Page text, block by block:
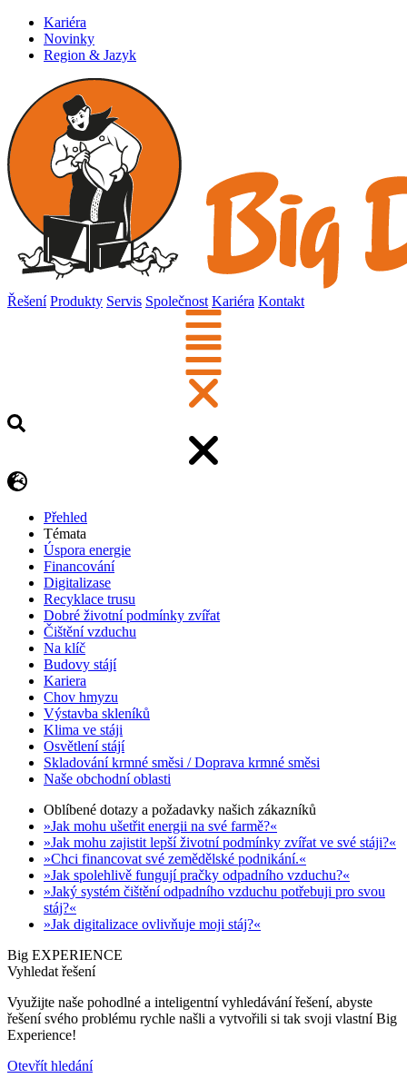
Kariéra
Novinky
Region & Jazyk
Řešení Produkty Servis Společnost Kariéra Kontakt
Přehled
Témata
Úspora energie
Financování
Digitalizase
Recyklace trusu
Dobré životní podmínky zvířat
Čištění vzduchu
Na klíč
Budovy stájí
Kariera
Chov hmyzu
Výstavba skleníků
Klima ve stáji
Osvětlení stájí
Skladování krmné směsi / Doprava krmné směsi
Naše obchodní oblasti
Oblíbené dotazy a požadavky našich zákazníků
»Jak mohu ušetřit energii na své farmě?«
»Jak mohu zajistit lepší životní podmínky zvířat ve své stáji?«
»Chci financovat své zemědělské podnikání.«
»Jak spolehlivě fungují pračky odpadního vzduchu?«
»Jaký systém čištění odpadního vzduchu potřebuji pro svou
stáj?«
»Jak digitalizace ovlivňuje moji stáj?«
Big EXPERIENCE
Vyhledat řešení
Využijte naše pohodlné a inteligentní vyhledávání řešení, abyste
řešení svého problému rychle našli a vytvořili si tak svoji vlastní Big
Experience!
Otevřít hledání